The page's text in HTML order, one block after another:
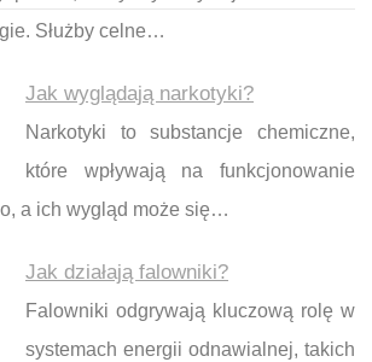
Służby celne…
Jak wyglądają narkotyki?
Narkotyki to substancje chemiczne,
które wpływają na funkcjonowanie
a ich wygląd może się…
Jak działają falowniki?
Falowniki odgrywają kluczową rolę w
systemach energii odnawialnej, takich